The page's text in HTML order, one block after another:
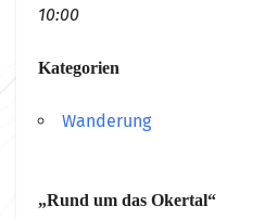
10:00
Kategorien
Wanderung
„Rund um das Okertal“